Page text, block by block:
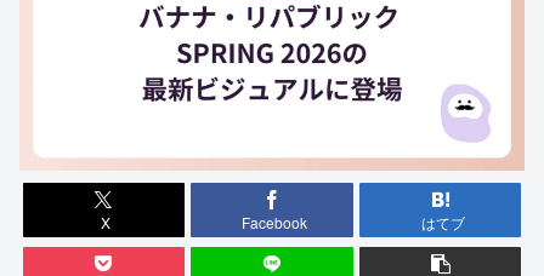
X Facebook はてブ